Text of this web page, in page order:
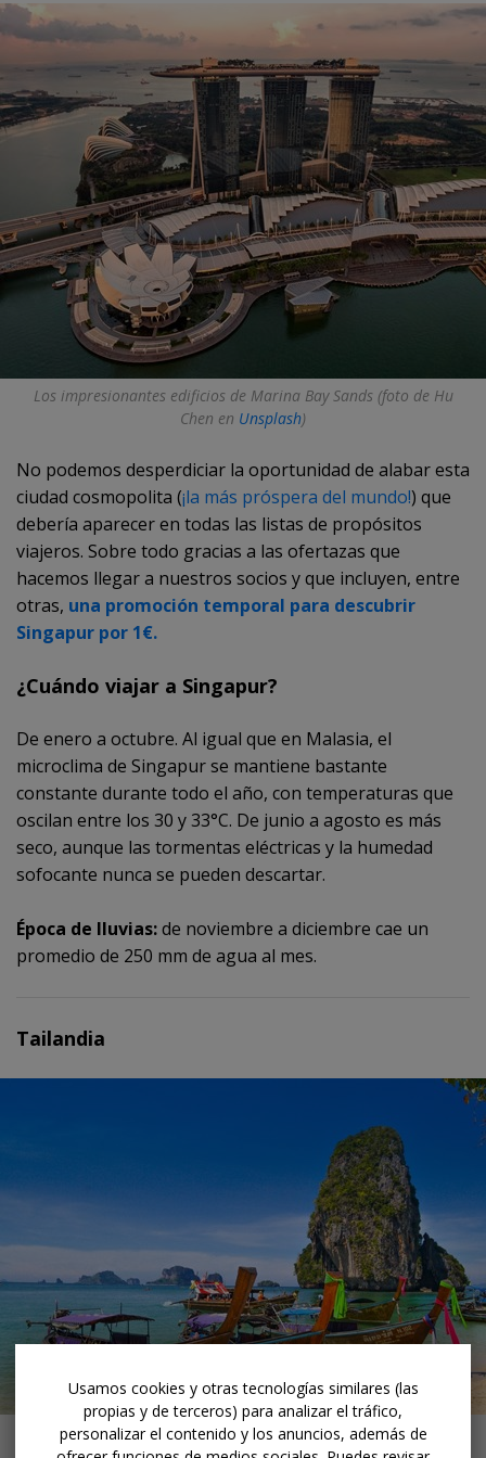
Los impresionantes edificios de Marina Bay Sands (foto de Hu
Chen en Unsplash)
No podemos desperdiciar la oportunidad de alabar esta
ciudad cosmopolita (¡la más próspera del mundo!) que
debería aparecer en todas las listas de propósitos
viajeros. Sobre todo gracias a las ofertazas que
hacemos llegar a nuestros socios y que incluyen, entre
otras, una promoción temporal para descubrir
Singapur por 1€.
¿Cuándo viajar a Singapur?
De enero a octubre. Al igual que en Malasia, el
microclima de Singapur se mantiene bastante
constante durante todo el año, con temperaturas que
oscilan entre los 30 y 33°C. De junio a agosto es más
seco, aunque las tormentas eléctricas y la humedad
sofocante nunca se pueden descartar.
Época de lluvias:de noviembre a diciembre cae un
promedio de 250 mm de agua al mes.
Tailandia
Playa en Krabi (foto de Sumit Chinchane enUnsplash)
Usamos cookies y otras tecnologías similares (las
propias y de terceros) para analizar el tráfico,
personalizar el contenido y los anuncios, además de